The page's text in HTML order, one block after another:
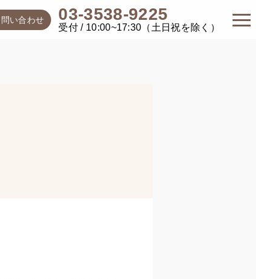
い合わせ 03-3538-9225
受付 / 10:00~17:30（土日祝を除く）